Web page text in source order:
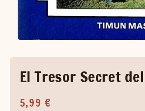
El Tresor Secret
Precio
5,99 €